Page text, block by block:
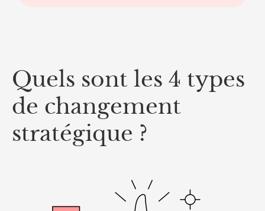
Quels sont les 4 types
de changement
stratégique ?